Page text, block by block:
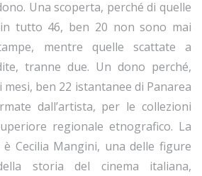
Una scoperta, perché di quelle
tutto 46, ben 20 non sono mai
mentre quelle scattate a
tranne due. Un dono perché,
ben 22 istantanee di Panarea
dall’artista, per le collezioni
regionale etnografico. La
Cecilia Mangini, una delle figure
storia del cinema italiana,